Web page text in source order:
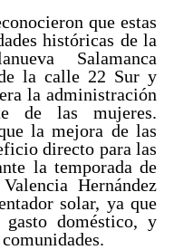
que estas
históricas de la
Salamanca
la calle 22 Sur y
la administración
de las mujeres.
la mejora de las
directo para las
la temporada de
Hernández
solar, ya que
doméstico, y